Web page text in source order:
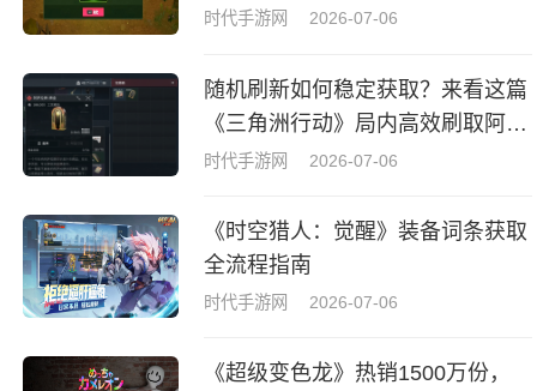
时代手游网 2026-07-06
随机刷新如何稳定获取？来看这篇
《三角洲行动》局内高效刷取阿萨
拉牌盒指南
时代手游网 2026-07-06
《时空猎人：觉醒》装备词条获取
全流程指南
时代手游网 2026-07-06
《超级变色龙》热销1500万份，